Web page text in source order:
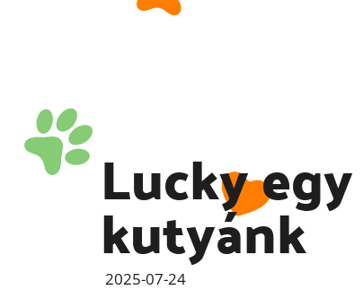
Lucky
kutyánk
2025-07-24